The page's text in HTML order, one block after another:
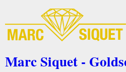
Marc Siquet -